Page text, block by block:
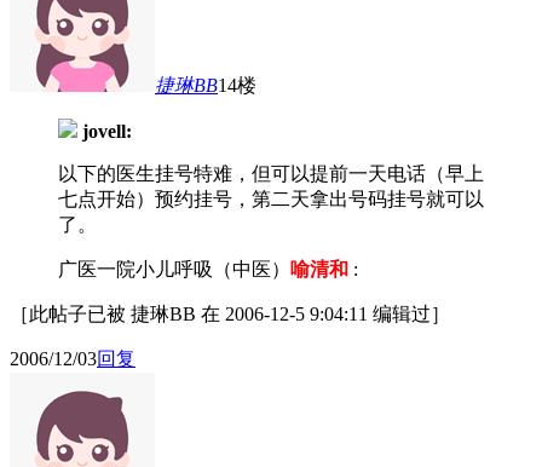
捷琳BB14楼
jovell:
以下的医生挂号特难，但可以提前一天电话（早上
七点开始）预约挂号，第二天拿出号码挂号就可以
了。
广医一院小儿呼吸（中医） 喻清和 :
［此帖子已被 捷琳BB 在 2006-12-5 9:04:11 编辑过］
2006/12/03回复